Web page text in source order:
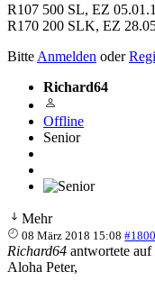
R107 500 SL, EZ
R170 200 SLK, EZ
Bitte Anmelden oder
Richard64
Offline
Senior
Mehr
08 März 2018 15:08
Richard64 antwortete auf
Aloha Peter,